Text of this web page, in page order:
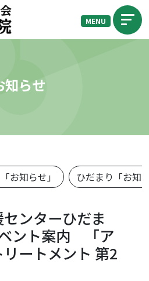
MENU
知らせ
お知らせ」 ひだまり「お知
ンターひだま
ント案内 「ア
ートメント 第2